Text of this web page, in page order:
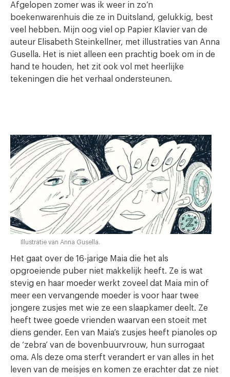
Afgelopen zomer was ik weer in zo’n
boekenwarenhuis die ze in Duitsland, gelukkig, best
veel hebben. Mijn oog viel op Papier Klavier van de
auteur Elisabeth Steinkellner, met illustraties van Anna
Gusella. Het is niet alleen een prachtig boek om in de
hand te houden, het zit ook vol met heerlijke
tekeningen die het verhaal ondersteunen.
Illustratie van Anna Gusella.
Het gaat over de 16-jarige Maia die het als
opgroeiende puber niet makkelijk heeft. Ze is wat
stevig en haar moeder werkt zoveel dat Maia min of
meer een vervangende moeder is voor haar twee
jongere zusjes met wie ze een slaapkamer deelt. Ze
heeft twee goede vrienden waarvan een stoeit met
diens gender. Een van Maia’s zusjes heeft pianoles op
de ‘zebra’ van de bovenbuurvrouw, hun surrogaat
oma. Als deze oma sterft verandert er van alles in het
leven van de meisjes en komen ze erachter dat ze niet